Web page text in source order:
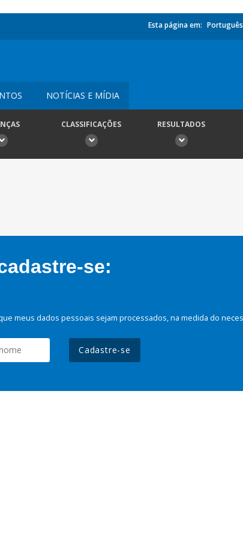
Esta página em: Português
NOTÍCIAS E MÍDIA
CLASSIFICAÇÕES RESULTADOS
se:
meus dados pessoais sejam processados, na medida do
Cadastre-se